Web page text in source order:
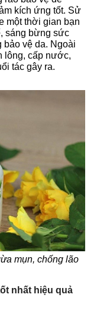
kích ứng tốt. Sử
một thời gian bạn
sáng bừng sức
bảo vệ da. Ngoài
lông, cấp nước,
tác gây ra.
mụn, chống lão
nhất hiệu quả